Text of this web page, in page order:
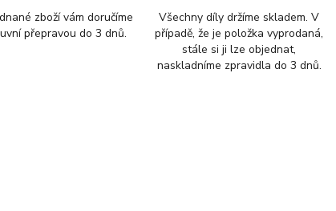
zboží vám doručíme
přepravou do 3 dnů.
Všechny díly držíme skladem. V
případě, že je položka vyprodaná,
stále si ji lze objednat,
naskladníme zpravidla do 3 dnů.